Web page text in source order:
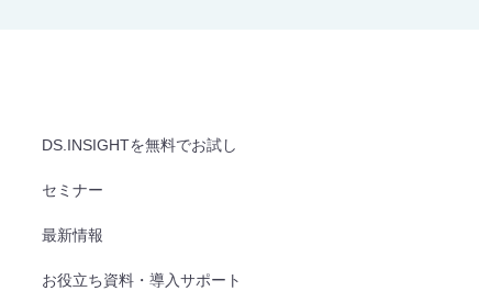
DS.INSIGHTを無料でお試し
セミナー
最新情報
お役立ち資料・導入サポート